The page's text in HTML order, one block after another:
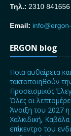
Τηλ.: 2310 841656
Email:
ERGON blog
Ποια αυθαίρετα
τακτοποιηθούν
Προσεισμικός
Όλες οι
Άνοιξη του 2027
Χαλκιδική,
επίκεντρο του